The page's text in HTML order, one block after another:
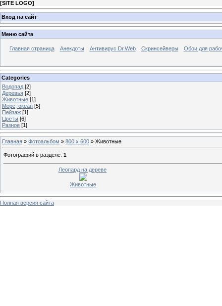
[SITE LOGO]
Вход на сайт
Меню сайта
Главная страница Анекдоты Антивирус Dr.Web Скринсейверы Обои для
Categories
Водопад [2]
Деревья [2]
Животные [1]
Море, океан [5]
Пейзаж [1]
Цветы [6]
Разное [1]
Главная » Фотоальбом » 800 x 600 » Животные
Фотографий в разделе: 1
Леопард на дереве
Животные
Полная версия сайта